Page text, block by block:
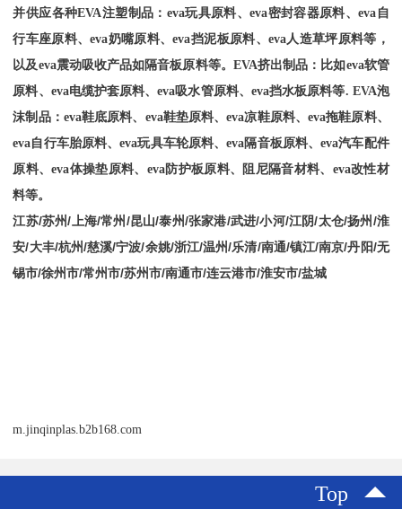
并供应各种EVA注塑制品： eva玩具原料、eva密封容器原料、eva自
行车座原料、eva奶嘴原料、eva挡泥板原料、 eva人造草坪原料等，
以及eva震动吸收产品如隔音板原料等。 EVA挤出制品：比如eva软管
原料、 eva电缆护套原料、eva吸水管原料、 eva挡水板原料等. EVA泡
沫制品： eva鞋底原料、 eva鞋垫原料、eva凉鞋原料、eva拖鞋原料、
eva自行车胎原料、eva玩具车轮原料、eva隔音板原料、eva汽车配件
原料、eva体操垫原料、 eva防护板原料、阻尼隔音材料、 eva改性材
料等。
江苏/苏州/上海/常州/昆山/泰州/张家港/武进/小河/江阴/太仓/扬州/淮
安/大丰/杭州/慈溪/宁波/余姚/浙江/温州/乐清/南通/镇江/南京/丹阳/无
锡市/徐州市/常州市/苏州市/南通市/连云港市/淮安市/盐城
m.jinqinplas.b2b168.com
Top